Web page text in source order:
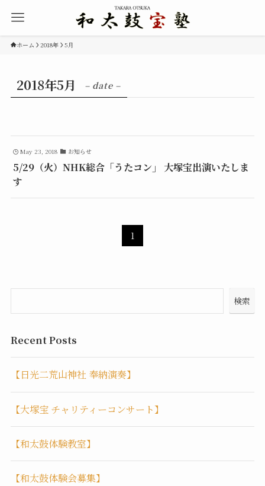
ホーム 2018年 5月
2018年5月 – date –
May 23, 2018 お知らせ
5/29（火）NHK総合「うたコン」 大塚宝出演いたしま
す
1
検索
Recent Posts
【日光二荒山神社 奉納演奏】
【大塚宝 チャリティーコンサート】
【和太鼓体験教室】
【和太鼓体験会募集】